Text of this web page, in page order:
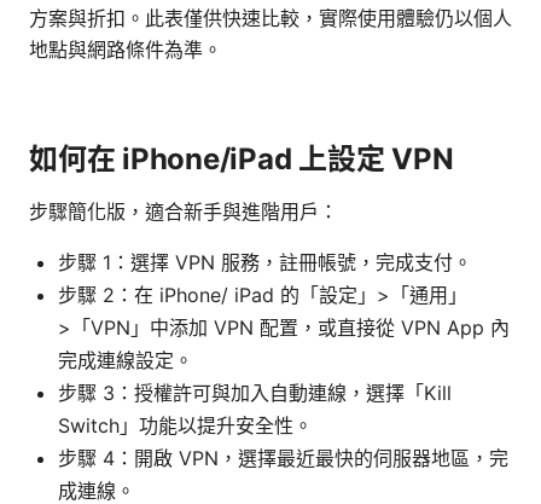
方案與折扣。此表僅供快速比較，實際使用體驗仍以個人
地點與網路條件為準。
如何在 iPhone/iPad 上設定 VPN
步驟簡化版，適合新手與進階用戶：
步驟 1：選擇 VPN 服務，註冊帳號，完成支付。
步驟 2：在 iPhone/ iPad 的「設定」>「通用」
>「VPN」中添加 VPN 配置，或直接從 VPN App 內
完成連線設定。
步驟 3：授權許可與加入自動連線，選擇「Kill
Switch」功能以提升安全性。
步驟 4：開啟 VPN，選擇最近最快的伺服器地區，完
成連線。